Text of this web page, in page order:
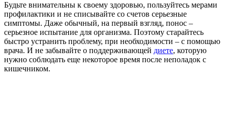
Будьте внимательны к своему здоровью, пользуйтесь мерами
профилактики и не списывайте со счетов серьезные
симптомы. Даже обычный, на первый взгляд, понос –
серьезное испытание для организма. Поэтому старайтесь
быстро устранить проблему, при необходимости – с помощью
врача. И не забывайте о поддерживающей диете, которую
нужно соблюдать еще некоторое время после неполадок с
кишечником.